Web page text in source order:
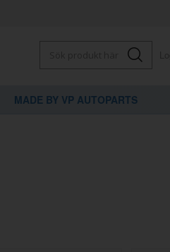
MADE BY VP AUTOPARTS